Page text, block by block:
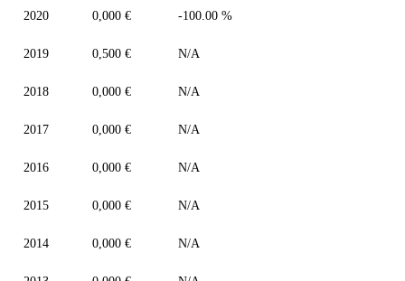
2020 0,000 € -100.00 %
2019 0,500 € N/A
2018 0,000 € N/A
2017 0,000 € N/A
2016 0,000 € N/A
2015 0,000 € N/A
2014 0,000 € N/A